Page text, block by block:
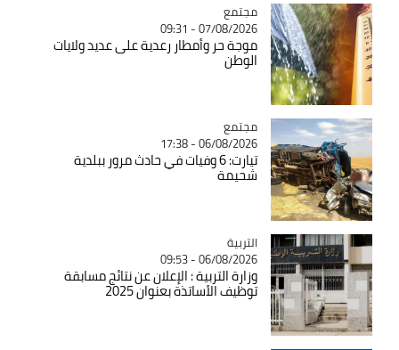
Catégorie
مجتمع
07/08/2026 - 09:31
موجة حر وأمطار رعدية على عديد ولايات
الوطن
Catégorie
مجتمع
06/08/2026 - 17:38
تيارت: 6 وفيات في حادث مرور ببلدية
شحيمة
Catégorie
التربية
06/08/2026 - 09:53
وزارة التربية : الإعلان عن نتائج مسابقة
توظيف الأساتذة بعنوان 2025